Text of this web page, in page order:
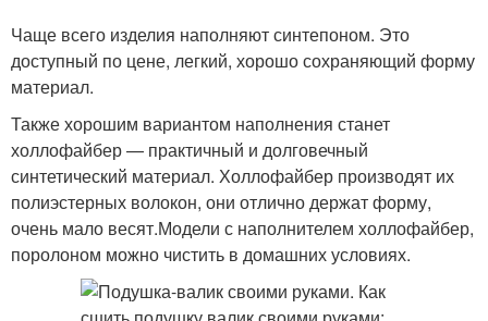
Чаще всего изделия наполняют синтепоном. Это
доступный по цене, легкий, хорошо сохраняющий форму
материал.
Также хорошим вариантом наполнения станет
холлофайбер — практичный и долговечный
синтетический материал. Холлофайбер производят их
полиэстерных волокон, они отлично держат форму,
очень мало весят.Модели с наполнителем холлофайбер,
поролоном можно чистить в домашних условиях.